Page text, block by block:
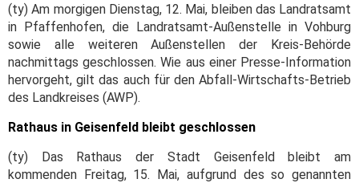
(ty) Am morgigen Dienstag, 12. Mai, bleiben das Landratsamt
in Pfaffenhofen, die Landratsamt-Außenstelle in Vohburg
sowie alle weiteren Außenstellen der Kreis-Behörde
nachmittags geschlossen. Wie aus einer Presse-Information
hervorgeht, gilt das auch für den Abfall-Wirtschafts-Betrieb
des Landkreises (AWP).
Rathaus in Geisenfeld bleibt geschlossen
(ty) Das Rathaus der Stadt Geisenfeld bleibt am
kommenden Freitag, 15. Mai, aufgrund des so genannten